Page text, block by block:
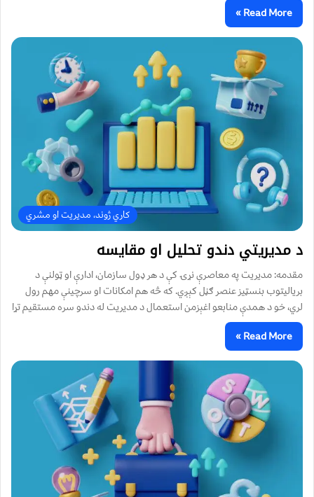
Read More »
کاري ژوند، مدیریت او مشري
د مدیریتي دندو تحلیل او مقایسه
مقدمه: مدیریت په معاصرې نړۍ کې د هر ډول سازمان، ادارې او ټولنې د
بریالیتوب بنسټیز عنصر ګڼل کېږي. که څه هم امکانات او سرچینې مهم رول
لري، خو د همدې منابعو اغېزمن استعمال د مدیریت له دندو سره مستقیم تړا
Read More »